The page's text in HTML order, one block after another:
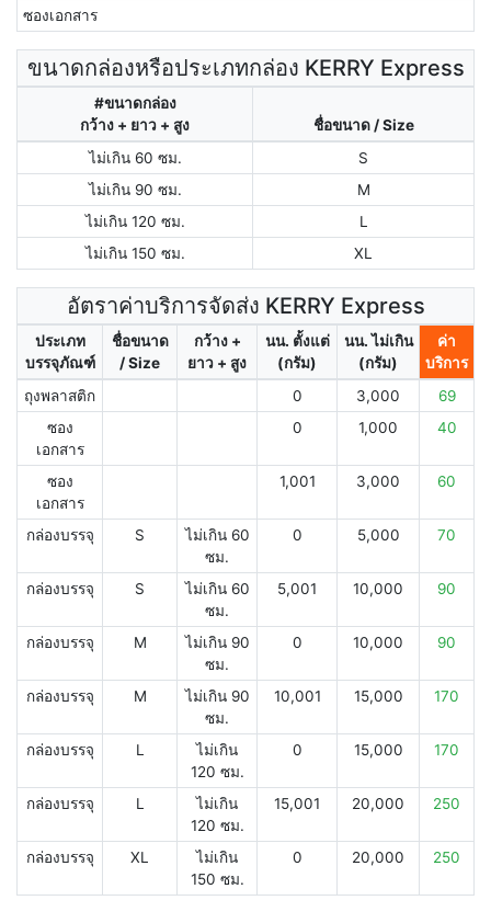
ซองเอกสาร
ขนาดกล่องหรือประเภทกล่อง KERRY Express
#ขนาดกล่อง
กว้าง + ยาว + สูง
ชื่อขนาด / Size
ไม่เกิน 60 ซม.
S
ไม่เกิน 90 ซม.
M
ไม่เกิน 120 ซม.
L
ไม่เกิน 150 ซม.
XL
อัตราค่าบริการจัดส่ง KERRY Express
ประเภท
บรรจุภัณฑ์
ชื่อขนาด
/ Size
กว้าง +
ยาว + สูง
นน. ตั้งแต่
(กรัม)
นน. ไม่เกิน
(กรัม)
ค่า
บริการ
ถุงพลาสติก
0 3,000
69
ซอง
เอกสาร
0 1,000 40
ซอง
เอกสาร
1,001 3,000 60
กล่องบรรจุ S
ไม่เกิน 60
ซม.
0 5,000 70
กล่องบรรจุ S
ไม่เกิน 60
ซม.
5,001 10,000 90
กล่องบรรจุ M
ไม่เกิน 90
ซม.
0 10,000 90
กล่องบรรจุ M
ไม่เกิน 90
ซม.
10,001 15,000 170
กล่องบรรจุ L
ไม่เกิน
120 ซม.
0 15,000 170
กล่องบรรจุ L
ไม่เกิน
120 ซม.
15,001 20,000 250
กล่องบรรจุ XL
ไม่เกิน
150 ซม.
0 20,000 250